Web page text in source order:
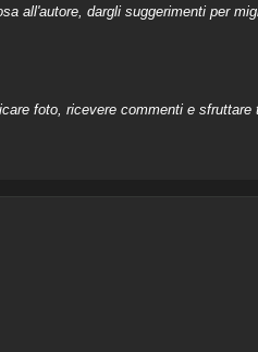
all'autore, dargli suggerimenti per
foto, ricevere commenti e